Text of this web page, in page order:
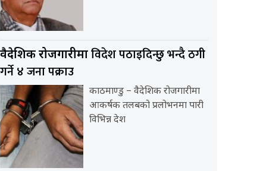
वैदेशिक रोजगारीमाविदेश पठाइदिन्छु भन्दै ठगी
गर्ने ४ जना पक्राउ
काठमाण्डु – वैदेशिक रोजगारीमा
आकर्षक तलबको प्रलोभनमा पारी
विभिन्न देश